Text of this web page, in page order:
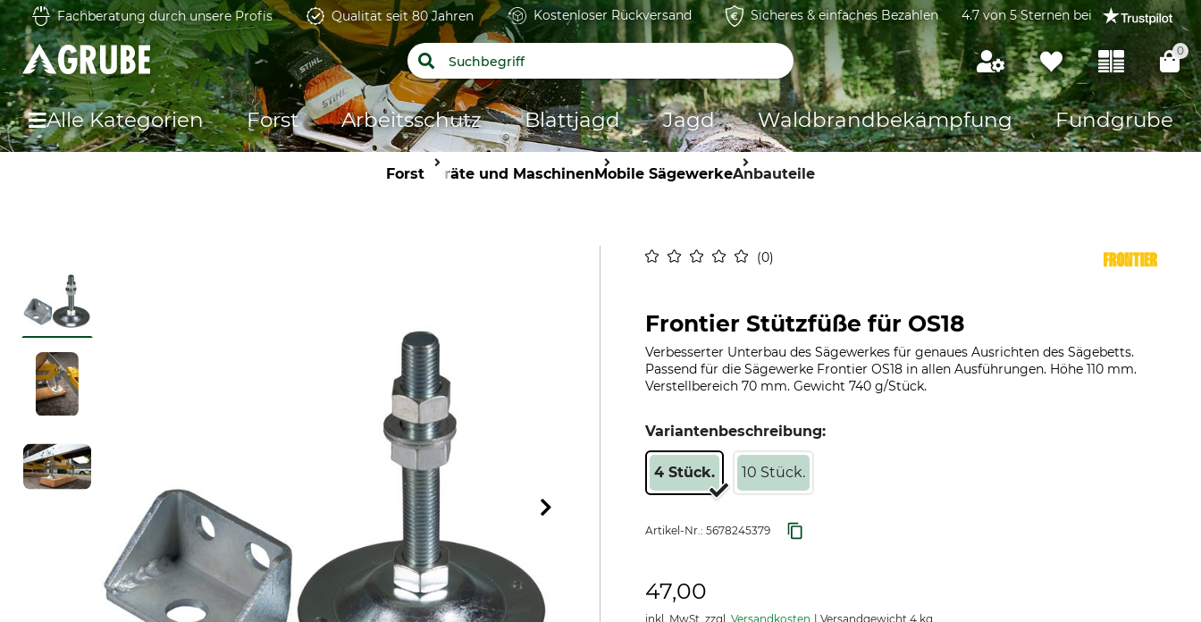
Fachberatung durch unsere Profis Qualität seit 80 Jahren Kostenloser Rückversand Sicheres & einfaches Bezahlen 4.7 von 5 Sternen bei
0
Alle Kategorien Forst Arbeitsschutz Blattjagd Jagd Waldbrandbekämpfung Fundgrube
Forst Geräte und MaschinenMobile SägewerkeAnbauteile
0
Frontier Stützfüße für OS18
Verbesserter Unterbau des Sägewerkes für genaues Ausrichten des Sägebetts.
Passend für die Sägewerke Frontier OS18 in allen Ausführungen. Höhe 110 mm.
Verstellbereich 70 mm. Gewicht 740 g/Stück.
Variantenbeschreibung:
4 Stück. 10 Stück.
Artikel-Nr.: 5678245379
47,00
inkl. MwSt. zzgl. Versandkosten Versandgewicht 4 kg